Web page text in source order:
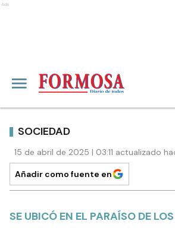
Ads
SOCIEDAD
15 de abril de 2025 | 03:11 actualizado
Añadir como fuente en
SE UBICÓ EN EL PARAÍSO DE